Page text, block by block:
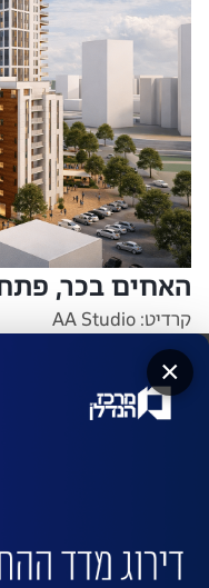
האחים בכר,
קרדיט: AA Studio
השאירו פרטים
×